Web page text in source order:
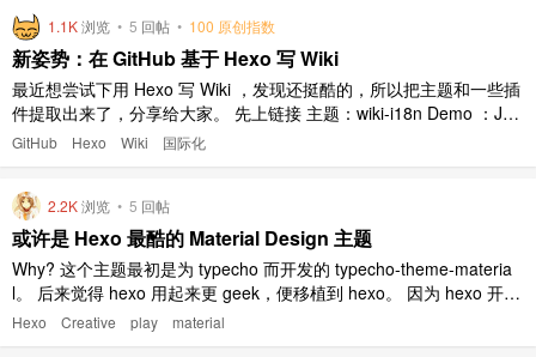
1.1K浏览 • 5 回帖 • 100 原创指数
新姿势：在 GitHub 基于 Hexo 写 Wiki
最近想尝试下用 Hexo 写 Wiki ，发现还挺酷的，所以把主题和一些插
件提取出来了，分享给大家。 先上链接 主题：wiki-i18n Demo ：JS I
ndex Demo 的 Repo ：JS Index repo 插件，按字母顺序归档：hexo
GitHub Hexo Wiki 国际化
2.2K浏览 • 5 回帖
或许是 Hexo 最酷的 Material Design 主题
Why? 这个主题最初是为 typecho 而开发的 typecho-theme-materia
l。 后来觉得 hexo 用起来更 geek，便移植到 hexo。 因为 hexo 开发
有极大的自由度，这个主题也变得更加完善。 内置三种主题样式，三
种 Markdown 样式（仍在逐渐增加）； 背景，各种组件颜色亦或图标
Hexo Creative play material